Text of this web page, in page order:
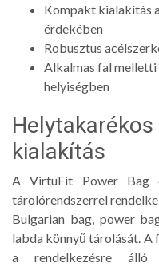
Kompakt kialakítás
érdekében
Robusztus
Alkalmas fal melletti
helyiségben
kialakítás
A VirtuFit Power Bag
tárolórendszerrel
Bulgarian bag, power
labda könnyű tárolását.
a rendelkezésre álló